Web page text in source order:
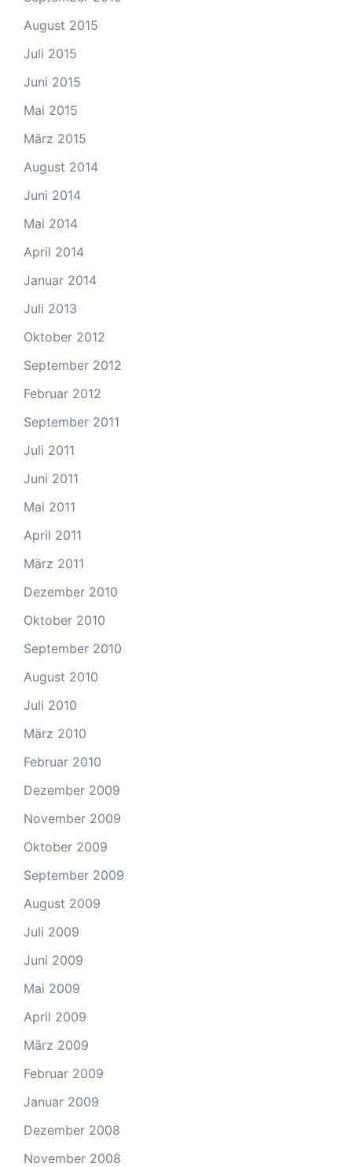
August 2015
Juli 2015
Juni 2015
Mai 2015
März 2015
August 2014
Juni 2014
Mai 2014
April 2014
Januar 2014
Juli 2013
Oktober 2012
September 2012
Februar 2012
September 2011
Juli 2011
Juni 2011
Mai 2011
April 2011
März 2011
Dezember 2010
Oktober 2010
September 2010
August 2010
Juli 2010
März 2010
Februar 2010
Dezember 2009
November 2009
Oktober 2009
September 2009
August 2009
Juli 2009
Juni 2009
Mai 2009
April 2009
März 2009
Februar 2009
Januar 2009
Dezember 2008
November 2008